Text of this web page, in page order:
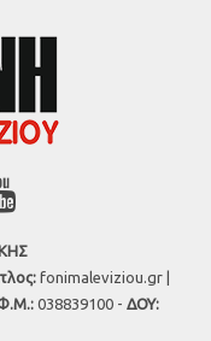
fonimaleviziou.gr |
038839100 - ΔΟΥ: